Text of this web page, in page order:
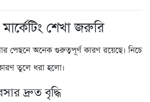
শেখা জরুরি
পেছনে অনেক গুরুত্বপূর্ণ কারণ রয়েছে। নিচে
তুলে ধরা হলো।
দ্রুত বৃদ্ধি